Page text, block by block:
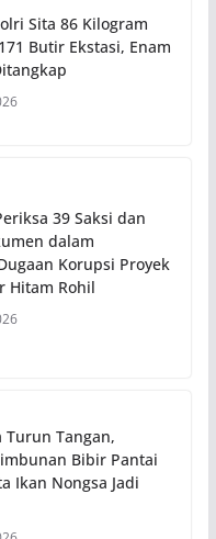
Sita 86 Kilogram
Butir Ekstasi, Enam
39 Saksi dan
dalam
Korupsi Proyek
Hitam Rohil
Turun Tangan,
Bibir Pantai
Ikan Nongsa Jadi